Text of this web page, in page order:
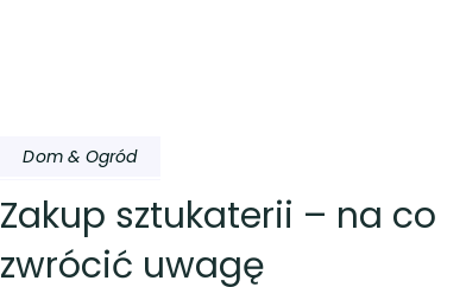
Dom & Ogród
Zakup sztukaterii – na co
zwrócić uwagę